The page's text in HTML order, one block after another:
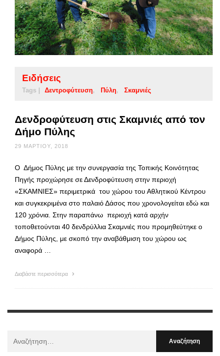
Ειδήσεις
Tags | Δεντροφύτευση Πύλη Σκαμνιές
Δενδροφύτευση στις Σκαμνιές από τον
Δήμο Πύλης
29 ΜΑΡΤΊΟΥ, 2018
Ο Δήμος Πύλης με την συνεργασία της Τοπικής Κοινότητας
Πηγής προχώρησε σε Δενδροφύτευση στην περιοχή
«ΣΚΑΜΝΙΕΣ» περιμετρικά του χώρου του Αθλητικού Κέντρου
και συγκεκριμένα στο παλαιό Δάσος που χρονολογείται εδώ και
120 χρόνια. Στην παραπάνω περιοχή κατά αρχήν
τοποθετούνται 40 δενδρύλλια Σκαμνιές που προμηθεύτηκε ο
Δήμος Πύλης, με σκοπό την αναβάθμιση του χώρου ως
αναφορά …
Διαβάστε περισσότερα